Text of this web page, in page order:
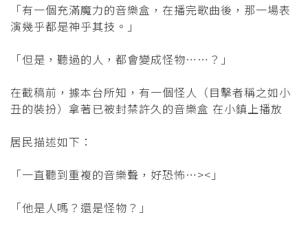
「有一個充滿魔力的音樂盒，在播完歌曲後，那一場表
演幾乎都是神乎其技。」
「但是，聽過的人，都會變成怪物⋯⋯？」
在截稿前，據本台所知，有一個怪人（目擊者稱之如小
丑的裝扮）拿著已被封禁許久的音樂盒 在小鎮上播放
居民描述如下：
「一直聽到重複的音樂聲，好恐怖⋯><」
「他是人嗎？還是怪物？」